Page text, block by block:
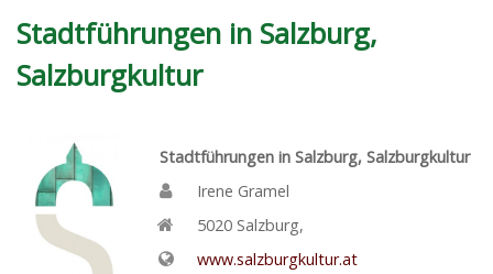
Stadtführungen in Salzburg,
Salzburgkultur
Stadtführungen in Salzburg, Salzburgkultur
Irene Gramel
5020 Salzburg,
www.salzburgkultur.at